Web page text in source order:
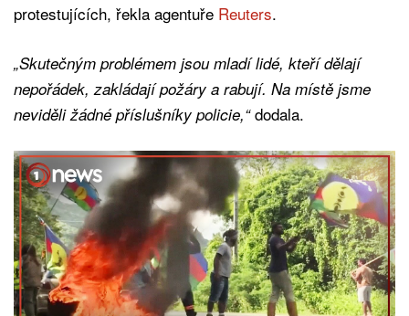
protestujících, řekla agentuře Reuters.
„Skutečným problémem jsou mladí lidé, kteří dělají
nepořádek, zakládají požáry a rabují. Na místě jsme
neviděli žádné příslušníky policie,“dodala.